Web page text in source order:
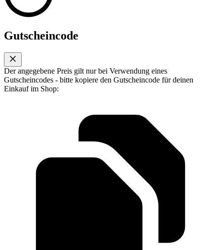
Gutscheincode
Der angegebene Preis gilt nur bei Verwendung eines
Gutscheincodes - bitte kopiere den Gutscheincode für deinen
Einkauf im Shop: